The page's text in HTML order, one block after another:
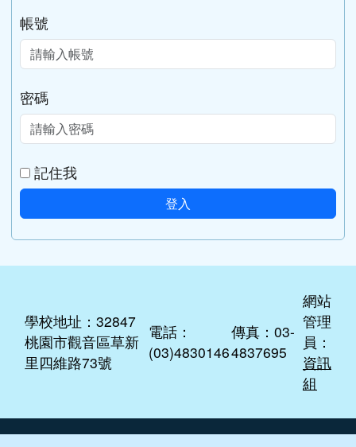
帳號
密碼
記住我
登入
學校地址：32847
桃園市觀音區草新
里四維路73號
電話：
(03)4830146
傳真：03-
4837695
網站
管理
員：
資訊
組